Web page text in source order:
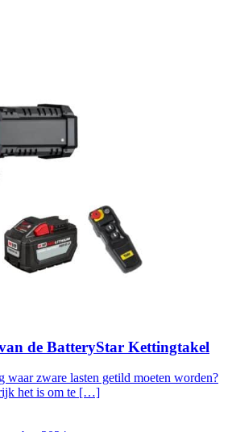
de BatteryStar Kettingtakel
waar zware lasten getild moeten worden?
het is om te […]